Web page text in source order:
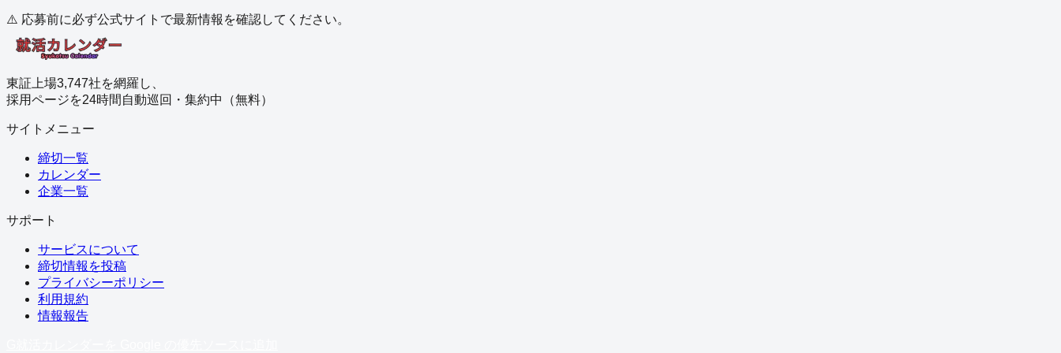
⚠️ 応募前に必ず公式サイトで最新情報を確認してください。
東証上場3,747社を網羅し、
採用ページを24時間自動巡回・集約中（無料）
サイトメニュー
締切一覧
カレンダー
企業一覧
サポート
サービスについて
締切情報を投稿
プライバシーポリシー
利用規約
情報報告